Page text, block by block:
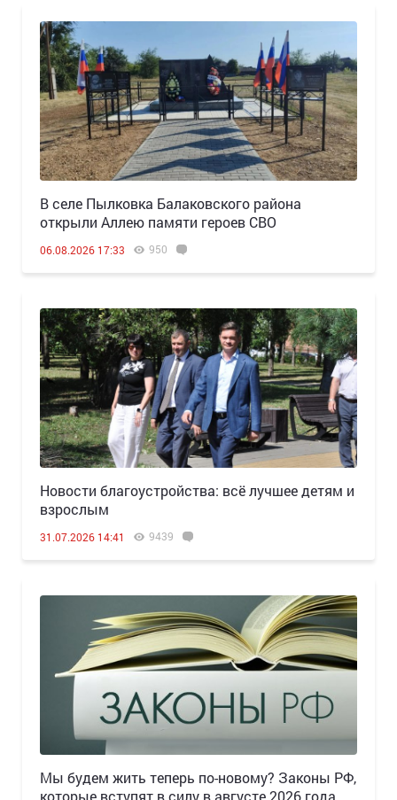
В селе Пылковка Балаковского района
открыли Аллею памяти героев СВО
06.08.2026 17:33 950
Новости благоустройства: всё лучшее детям и
взрослым
31.07.2026 14:41 9439
Мы будем жить теперь по-новому? Законы РФ,